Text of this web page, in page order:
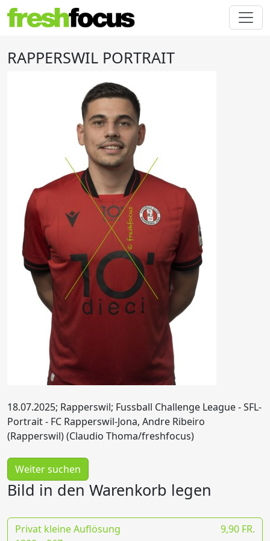
RAPPERSWIL PORTRAIT
18.07.2025; Rapperswil; Fussball Challenge League - SFL-
Portrait - FC Rapperswil-Jona, Andre Ribeiro
(Rapperswil) (Claudio Thoma/freshfocus)
Weiter suchen
Bild in den Warenkorb legen
Privat kleine Auflösung
9,90 FR.